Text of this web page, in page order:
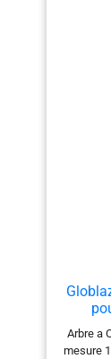
Arbre a
mesure